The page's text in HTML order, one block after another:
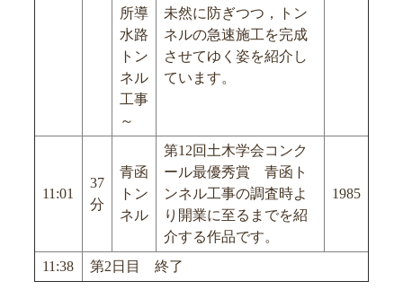
所導
水路
トン
ネル
工事
～
未然に防ぎつつ，トン
ネルの急速施工を完成
させてゆく姿を紹介し
ています。
11:01
37
分
青函
トン
ネル
第12回土木学会コンク
ール最優秀賞 青函ト
ンネル工事の調査時よ
り開業に至るまでを紹
介する作品です。
1985
11:38 第2日目 終了